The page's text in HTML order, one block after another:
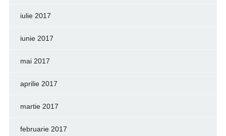
iulie 2017
iunie 2017
mai 2017
aprilie 2017
martie 2017
februarie 2017